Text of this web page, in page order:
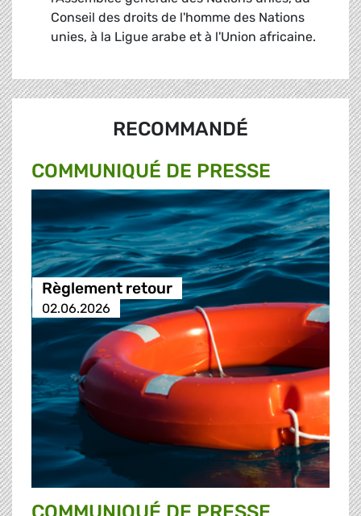
Conseil des droits de l'homme des Nations
unies, à la Ligue arabe et à l'Union africaine.
RECOMMANDÉ
COMMUNIQUÉ DE PRESSE
Règlement retour
02.06.2026